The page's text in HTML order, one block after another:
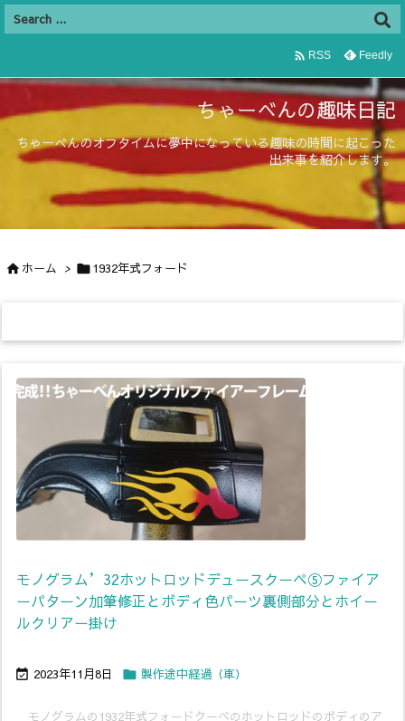
 RSS Feedly
ちゃーべんの趣味日記
ちゃーべんのオフタイムに夢中になっている趣味の時間に起こった
出来事を紹介します。
ホーム > 1932年式フォード
モノグラム’32ホットロッドデュースクーペ⑤ファイア
ーパターン加筆修正とボディ色パーツ裏側部分とホイー
ルクリアー掛け
 2023年11月8日  製作途中経過（車）
モノグラムの1932年式フォードクーペのホットロッドのボディのア